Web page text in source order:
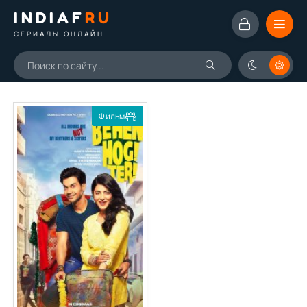
INDIAFRU
СЕРИАЛЫ ОНЛАЙН
Фильм